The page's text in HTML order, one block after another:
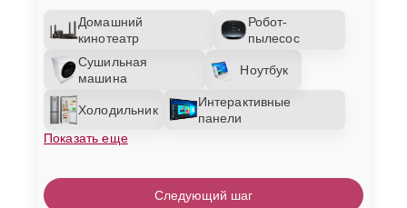
Домашний
кинотеатр
Робот-
пылесос
Сушильная
машина
Ноутбук
Холодильник
Интерактивные
панели
Показать еще
Следующий шаг